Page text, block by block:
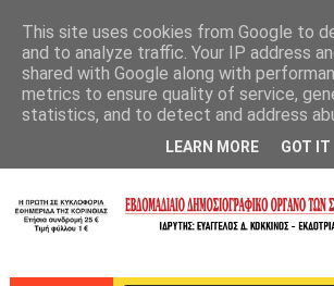
This site uses cookies from Google to
and to analyze traffic. Your IP address
shared with Google along with
metrics to ensure quality of service,
statistics, and to detect and address
LEARN MORE GOT IT